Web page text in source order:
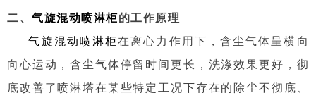
二、 气旋混动喷淋柜的工作原理
气旋混动喷淋柜在离心力作用下，含尘气体呈横向
向心运动，含尘气体停留时间更长，洗涤效果更好，彻
底改善了喷淋塔在某些特定工况下存在的除尘不彻底、